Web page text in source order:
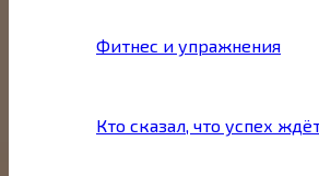
Фитнес и упражнения
Кто сказал, что успех